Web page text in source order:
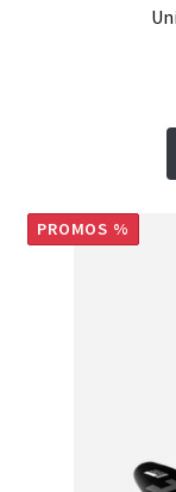
PROMOS %